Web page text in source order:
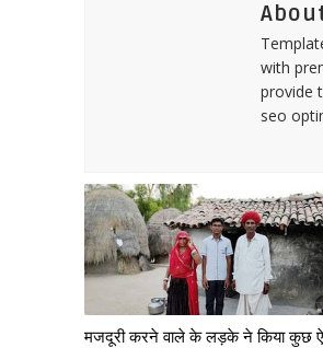
with
provide
seo
मजदूरी करने वाले के लड़के ने किया कुछ